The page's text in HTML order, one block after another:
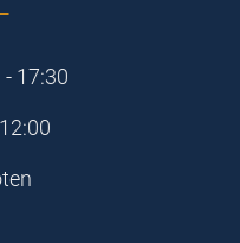
- 17:30